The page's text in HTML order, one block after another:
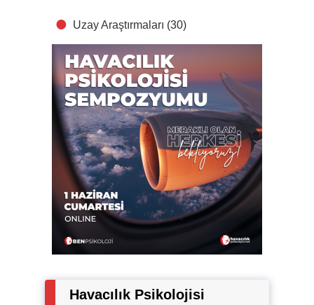
Uzay Araştırmaları (30)
Havacılık Psikolojisi